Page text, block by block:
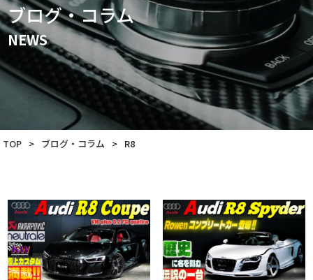
ブログ・コラム
NEWS
TOP > ブログ・コラム > R8